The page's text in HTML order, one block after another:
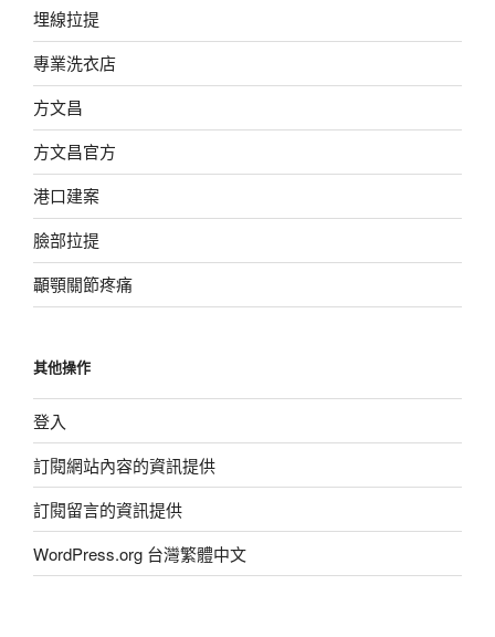
埋線拉提
專業洗衣店
方文昌
方文昌官方
港口建案
臉部拉提
顳顎關節疼痛
其他操作
登入
訂閱網站內容的資訊提供
訂閱留言的資訊提供
WordPress.org 台灣繁體中文